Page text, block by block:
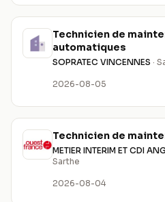
Technicien de
automatiques
SOPRATEC VINCENNES ·
2026-08-05
Technicien de
METIER INTERIM ET CDI
Sarthe
2026-08-04